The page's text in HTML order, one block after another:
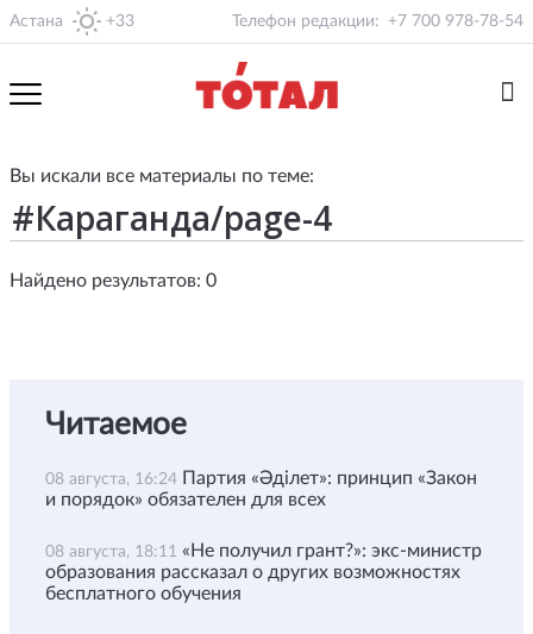
Астана +33 Телефон редакции: +7 700 978-78-54
Вы искали все материалы по теме:
Найдено результатов: 0
Читаемое
08 августа, 16:24 Партия «Әділет»: принцип «Закон
и порядок» обязателен для всех
08 августа, 18:11 «Не получил грант?»: экс-министр
образования рассказал о других возможностях
бесплатного обучения